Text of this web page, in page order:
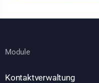
Module
Kontaktverwaltung